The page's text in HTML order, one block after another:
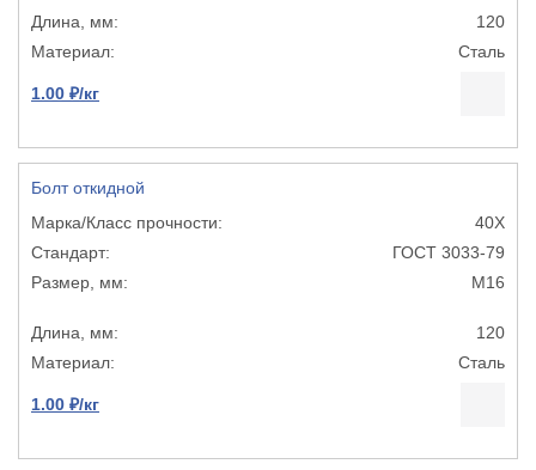
120
Сталь
1.00 ₽/кг
Болт откидной
40Х
ГОСТ 3033-79
М16
120
Сталь
1.00 ₽/кг